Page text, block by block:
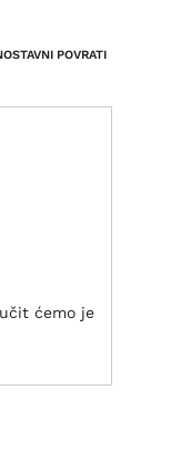
POVRATI
ćemo je